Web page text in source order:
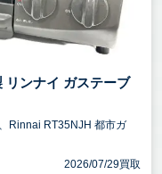
リンナイ ガステーブ
Rinnai RT35NJH 都市ガ
2026/07/29買取